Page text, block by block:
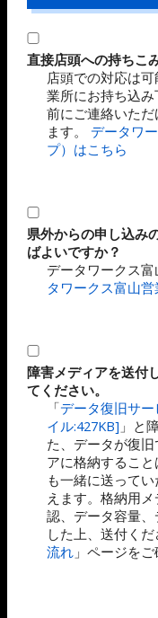
直接店頭への持ちこ
店頭での対応は
業所にお持ち込
前にご連絡いた
ます。 データワ
プ）はこちら
県外からの申し込み
ばよいですか？
データワークス
タワークス富山
障害メディアを送付
てください。
「データ復旧サ
イル:427KB] 」と
た、データが復
アに格納するこ
も一緒に送って
えます。格納用
認、データ容量
した上、送付く
流れ 」ページをご